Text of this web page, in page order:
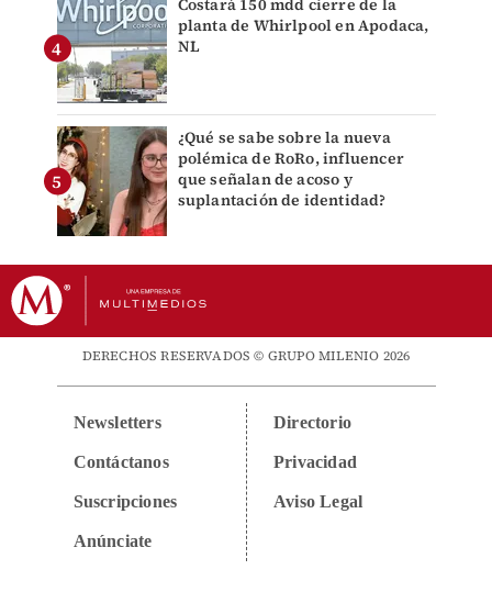
planta de Whirlpool en Apodaca,
NL
¿Qué se sabe sobre la nueva
polémica de RoRo, influencer
que señalan de acoso y
suplantación de identidad?
DERECHOS RESERVADOS © GRUPO MILENIO 2026
Newsletters
Contáctanos
Suscripciones
Anúnciate
Directorio
Privacidad
Aviso Legal